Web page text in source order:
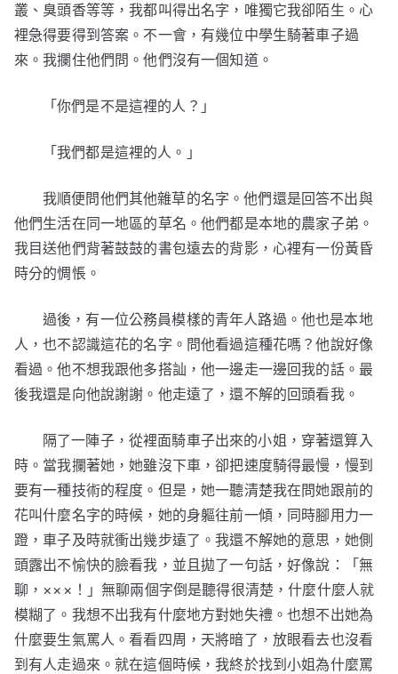
叢、臭頭香等等，我都叫得出名字，唯獨它我卻陌生。心
裡急得要得到答案。不一會，有幾位中學生騎著車子過
來。我攔住他們問。他們沒有一個知道。
「你們是不是這裡的人？」
「我們都是這裡的人。」
我順便問他們其他雜草的名字。他們還是回答不出與
他們生活在同一地區的草名。他們都是本地的農家子弟。
我目送他們背著鼓鼓的書包遠去的背影，心裡有一份黃昏
時分的惆悵。
過後，有一位公務員模樣的青年人路過。他也是本地
人，也不認識這花的名字。問他看過這種花嗎？他說好像
看過。他不想我跟他多搭訕，他一邊走一邊回我的話。最
後我還是向他說謝謝。他走遠了，還不解的回頭看我。
隔了一陣子，從裡面騎車子出來的小姐，穿著還算入
時。當我攔著她，她雖沒下車，卻把速度騎得最慢，慢到
要有一種技術的程度。但是，她一聽清楚我在問她跟前的
花叫什麼名字的時候，她的身軀往前一傾，同時腳用力一
蹬，車子及時就衝出幾步遠了。我還不解她的意思，她側
頭露出不愉快的臉看我，並且拋了一句話，好像說：「無
聊，×××！」無聊兩個字倒是聽得很清楚，什麼什麼人就
模糊了。我想不出我有什麼地方對她失禮。也想不出她為
什麼要生氣罵人。看看四周，天將暗了，放眼看去也沒看
到有人走過來。就在這個時候，我終於找到小姐為什麼罵